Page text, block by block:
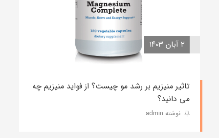
۲ آبان ۱۴۰۳
تاثیر منیزیم بر رشد مو چیست؟ از فواید منیزیم چه
می دانید؟
نوشته admin